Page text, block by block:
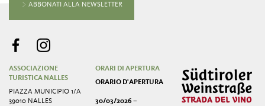
ABBONATI ALLA NEWSLETTER
ASSOCIAZIONE
TURISTICA NALLES
PIAZZA MUNICIPIO 1/A
39010 NALLES
ORARI DI APERTURA
ORARIO D'APERTURA
30/03/2026 –